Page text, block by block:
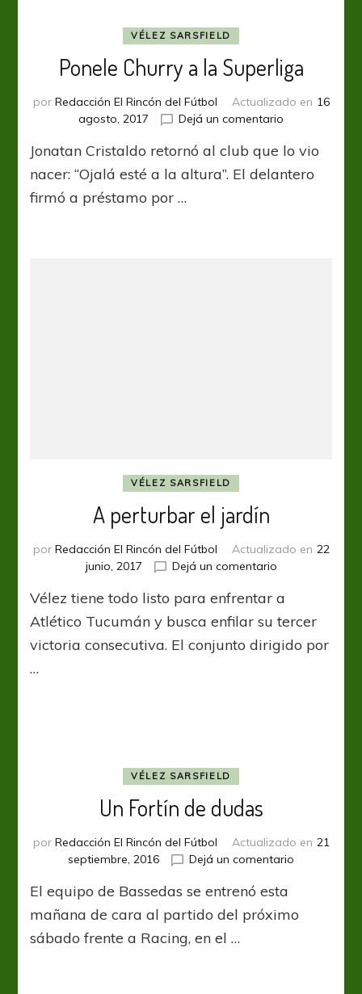
VÉLEZ SARSFIELD
Ponele Churry a la Superliga
por Redacción El Rincón del Fútbol Actualizado en 16
agosto, 2017
Dejá un comentario
Churry
a
Jonatan Cristaldo retornó al club que lo vio
nacer: “Ojalá esté a la altura”. El delantero
firmó a préstamo por …
VÉLEZ SARSFIELD
A perturbar el jardín
por Redacción El Rincón del Fútbol Actualizado en 22
junio, 2017
Dejá un comentarioen
perturbar
el
Vélez tiene todo listo para enfrentar a
Atlético Tucumán y busca enfilar su tercer
victoria consecutiva. El conjunto dirigido por
…
VÉLEZ SARSFIELD
Un Fortín de dudas
por Redacción El Rincón del Fútbol Actualizado en 21
septiembre, 2016
Dejá un comentario
de
El equipo de Bassedas se entrenó esta
mañana de cara al partido del próximo
sábado frente a Racing, en el …